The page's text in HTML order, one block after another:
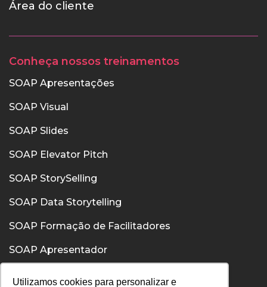
Utilizamos cookies para personalizar e
Área do cliente
Conheça nossos treinamentos
SOAP Apresentações
SOAP Visual
SOAP Slides
SOAP Elevator Pitch
SOAP StorySelling
SOAP Data Storytelling
SOAP Formação de Facilitadores
SOAP Apresentador